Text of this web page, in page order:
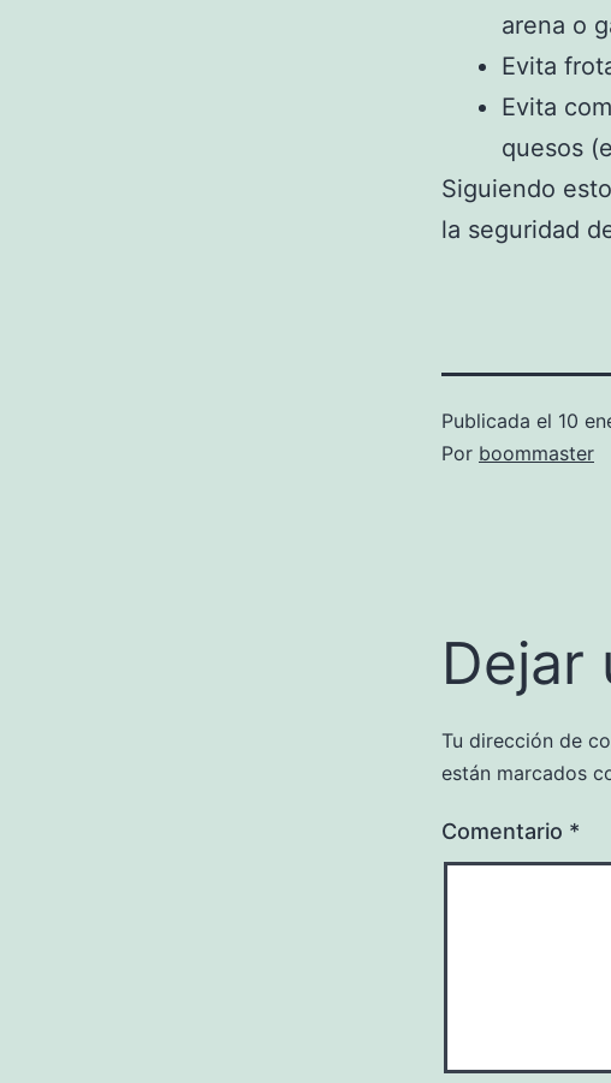
arena o
Evita
Evita
quesos
Siguiendo
la seguridad
Publicada el 10
Por boommaster
Dejar
Tu dirección de
están marcados
Comentario *